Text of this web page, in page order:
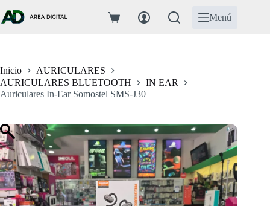
al
contenido
Carro
Menú
Inicio
AURICULARES
AURICULARES BLUETOOTH
IN EAR
Auriculares In-Ear Somostel SMS-J30